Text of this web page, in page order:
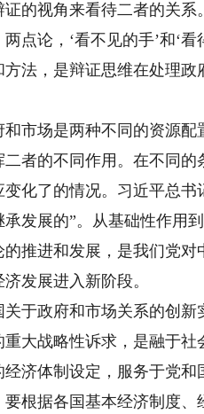
的视角来看待二者的关系
点论，‘看不见的手’和‘看
法，是辩证思维在处理政
场是两种不同的资源配
者的不同作用。在不同的
化了的情况。习近平总书
发展的”。从基础性作用
推进和发展，是我们党对
发展进入新阶段。
政府和市场关系的创新
大战略性诉求，是融于社
济体制设定，服务于党和
根据各国基本经济制度、